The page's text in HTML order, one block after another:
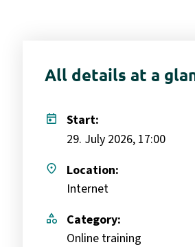
All details at a
today
Start:
29. July 2026, 17:00
place
Location:
Internet
category
Category:
Online training